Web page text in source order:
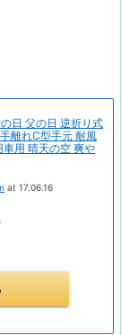
日 父の日 逆折り式
離れC型手元 耐風
用 晴天の空 爽や
at 17.06.16